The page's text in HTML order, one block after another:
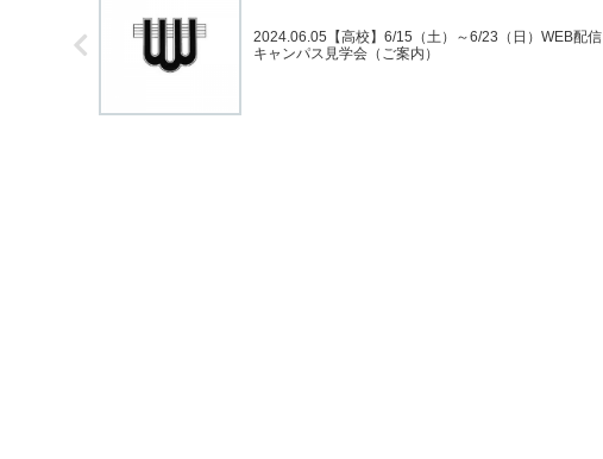
2024.06.05【高校】6/15（土）～6/23（日）WEB配信
キャンパス見学会（ご案内）